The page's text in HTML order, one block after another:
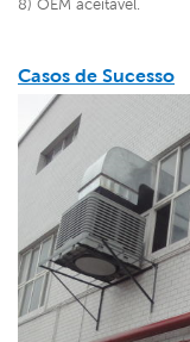
8) OEM aceitável.
Casos de Sucesso